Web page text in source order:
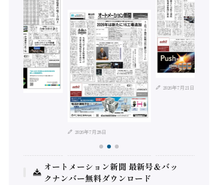
2026年7月28日
2026年7月21日
オートメーション新聞 最新号＆バッ
クナンバー無料ダウンロード